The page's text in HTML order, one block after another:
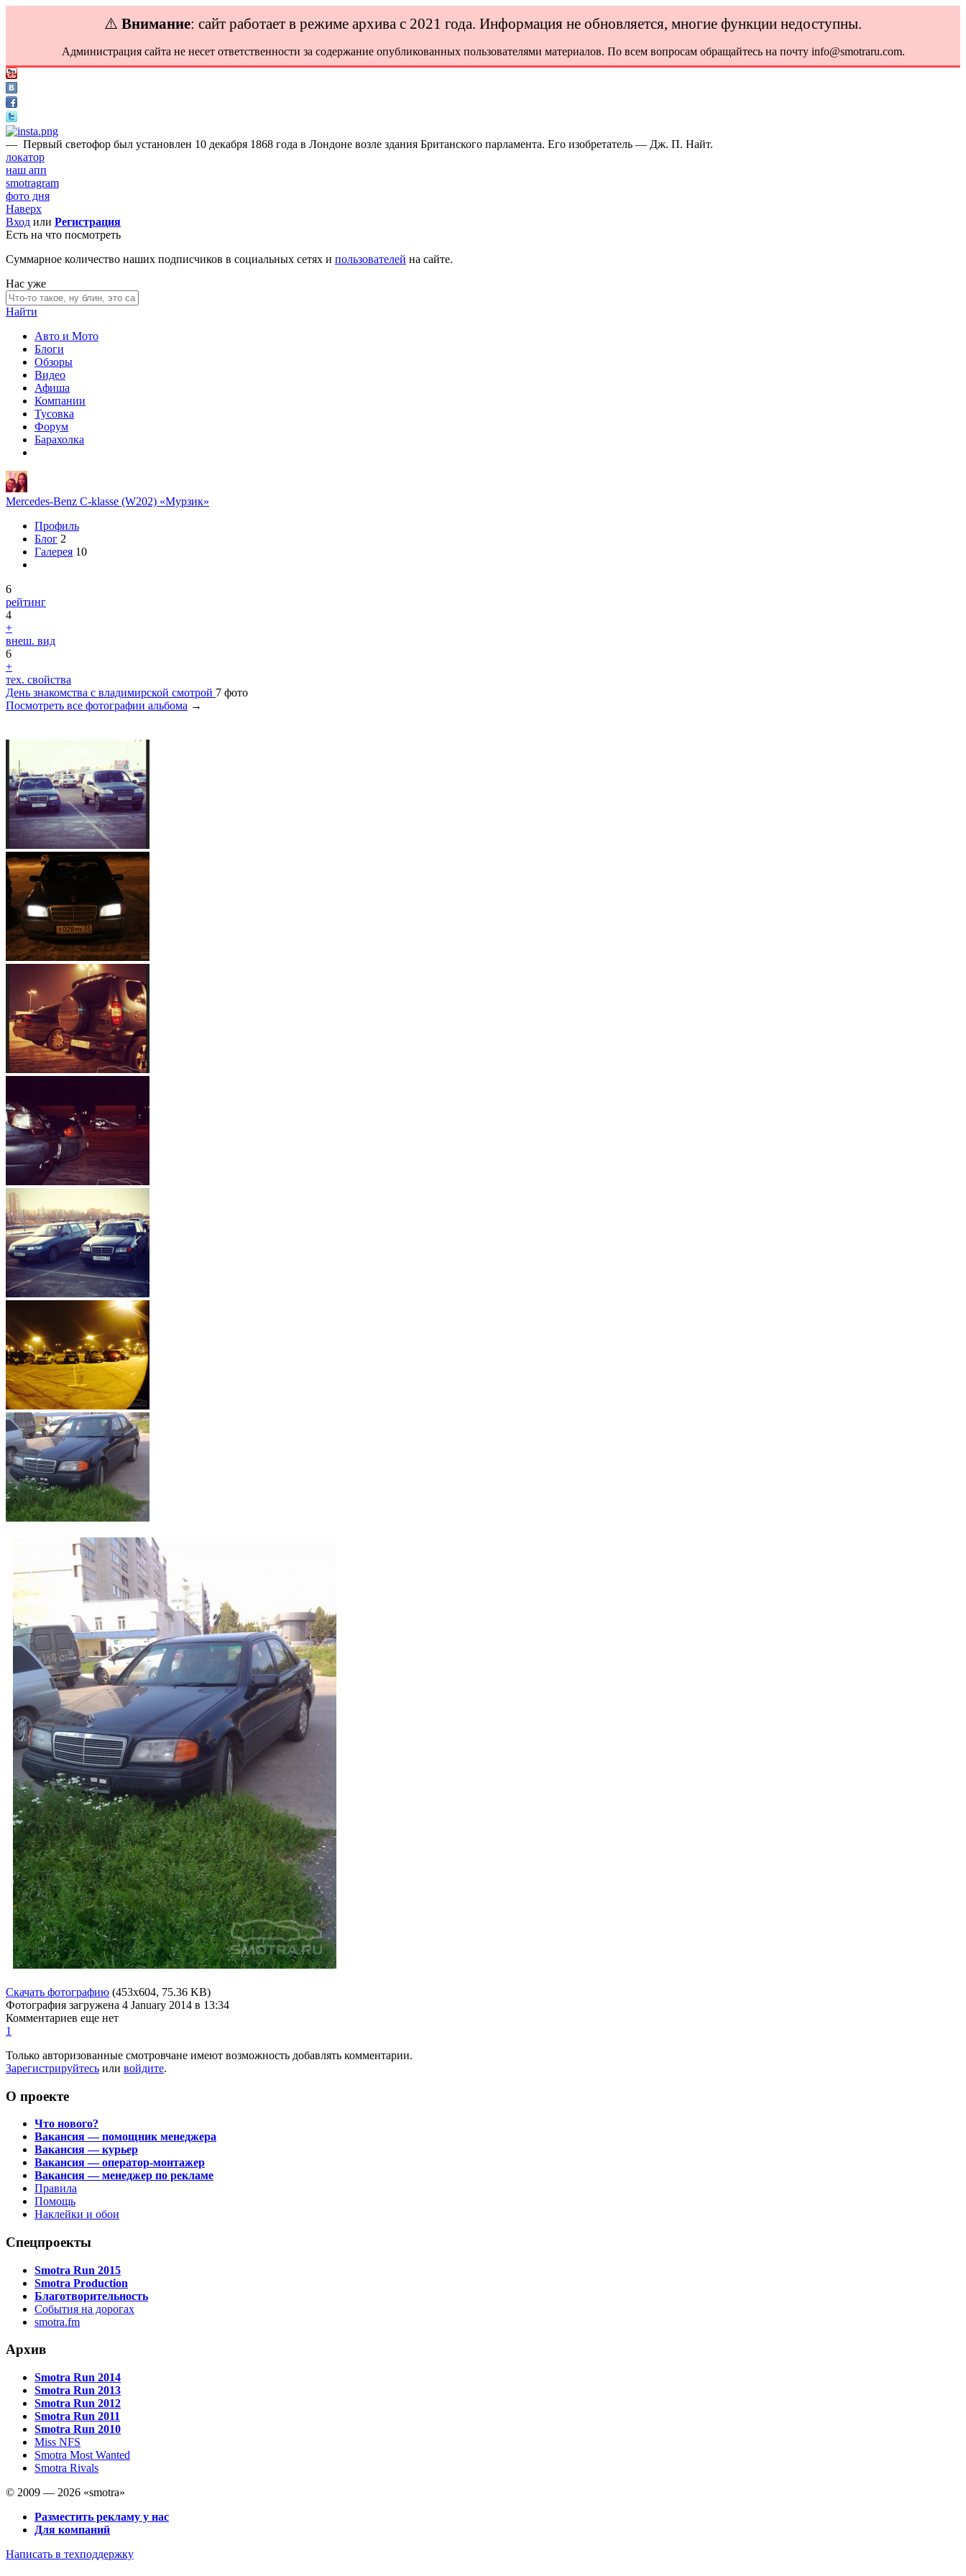
⚠️ Внимание: сайт работает в режиме архива с 2021 года. Информация не обновляется, многие функции недоступны.
Администрация сайта не несет ответственности за содержание опубликованных пользователями материалов. По всем вопросам обращайтесь на почту info@smotraru.com.
— Первый светофор был установлен 10 декабря 1868 года в Лондоне возле здания Британского парламента. Его изобретатель — Дж. П. Найт.
локатор
наш апп
smotragram
фото дня
Наверх
Вход или Регистрация
Есть на что посмотреть
Суммарное количество наших подписчиков в социальных сетях и пользователей на сайте.
Нас уже
Найти
Авто и Мото
Блоги
Обзоры
Видео
Афиша
Компании
Тусовка
Форум
Барахолка
Mercedes-Benz C-klasse (W202) «Мурзик»
Профиль
Блог 2
Галерея 10
6
рейтинг
4
+
внеш. вид
6
+
тех. свойства
День знакомства с владимирской смотрой 7 фото
Посмотреть все фотографии альбома →
Скачать фотографию (453x604, 75.36 KB)
Фотография загружена 4 January 2014 в 13:34
Комментариев еще нет
1
Только авторизованные смотровчане имеют возможность добавлять комментарии.
Зарегистрируйтесь или войдите.
О проекте
Что нового?
Вакансия — помощник менеджера
Вакансия — курьер
Вакансия — оператор-монтажер
Вакансия — менеджер по рекламе
Правила
Помощь
Наклейки и обои
Спецпроекты
Smotra Run 2015
Smotra Production
Благотворительность
События на дорогах
smotra.fm
Архив
Smotra Run 2014
Smotra Run 2013
Smotra Run 2012
Smotra Run 2011
Smotra Run 2010
Miss NFS
Smotra Most Wanted
Smotra Rivals
© 2009 — 2026 «smotra»
Разместить рекламу у нас
Для компаний
Написать в техподдержку